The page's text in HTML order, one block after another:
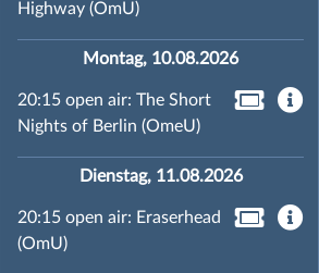
Highway (OmU)
Montag, 10.08.2026
20:15 open air: The Short
Nights of Berlin (OmeU)
Dienstag, 11.08.2026
20:15 open air: Eraserhead
(OmU)